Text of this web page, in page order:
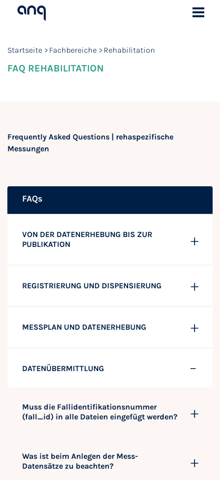
Startseite Fachbereiche Rehabilitation
FAQ REHABILITATION
Frequently Asked Questions | rehaspezifische
Messungen
FAQs
VON DER DATENERHEBUNG BIS ZUR
PUBLIKATION
REGISTRIERUNG UND DISPENSIERUNG
MESSPLAN UND DATENERHEBUNG
DATENÜBERMITTLUNG
Muss die Fallidentifikationsnummer
(fall_id) in alle Dateien eingefügt werden?
Was ist beim Anlegen der Mess-
Datensätze zu beachten?